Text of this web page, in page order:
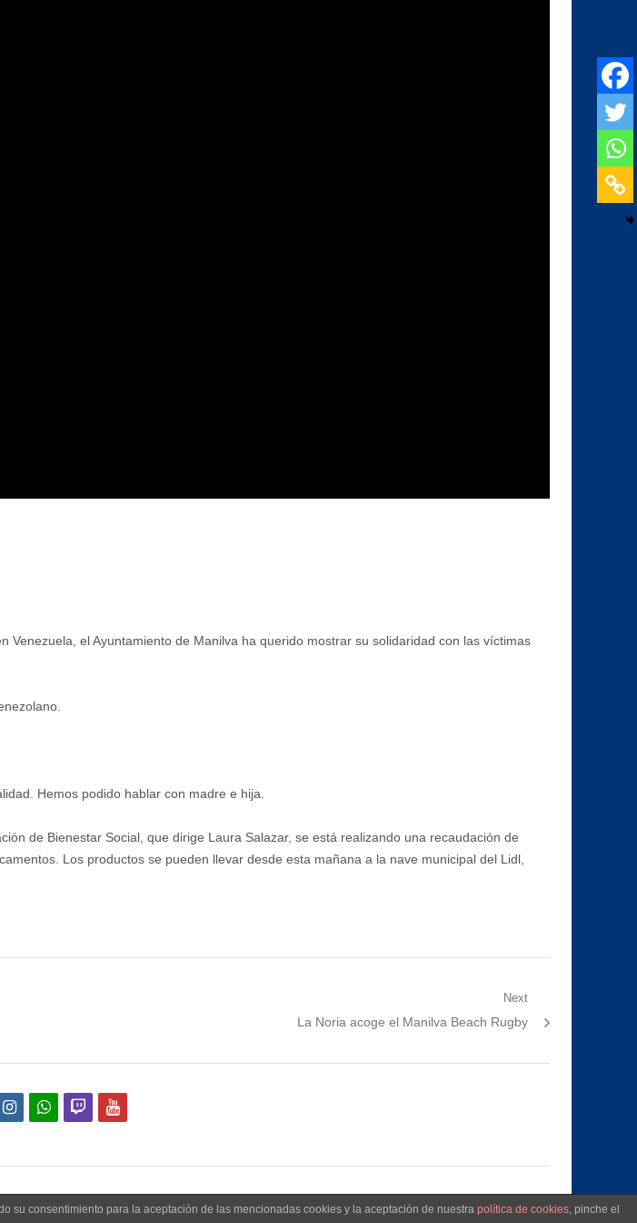
el Ayuntamiento de Manilva ha querido mostrar su solidaridad con las víctimas
Hemos podido hablar con madre e hija.
de Bienestar Social, que dirige Laura Salazar, se está realizando una recaudación de
Los productos se pueden llevar desde esta mañana a la nave municipal del Lidl,
Next
Next
La Noria acoge el Manilva Beach Rugby
instagramwhatsapp
twitchyoutube
su consentimiento para la aceptación de las mencionadas cookies y la aceptación de nuestra política de cookies, pinche el